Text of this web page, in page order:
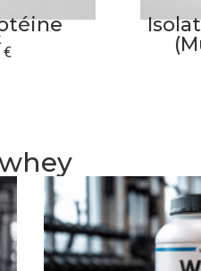
€